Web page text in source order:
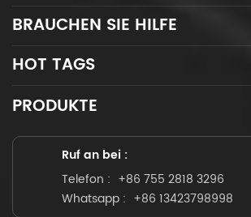
BRAUCHEN SIE HILFE
HOT TAGS
PRODUKTE
Ruf an bei :
Telefon : +86 755 2818 3296
Whatsapp : +86 13423798998